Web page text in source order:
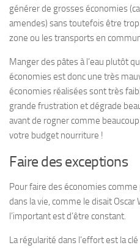
générer de grosses économies
amendes) sans toutefois être
zone ou les transports en
Manger des pâtes à l’eau plutôt
économies est donc une très
économies réalisées sont très
grande frustration et dégrade
avant de rogner comme
votre budget nourriture !
Faire des exceptions
Pour faire des économies
dans la vie, comme le disait Oscar
l’important est d’être constant.
La régularité dans l’effort est la